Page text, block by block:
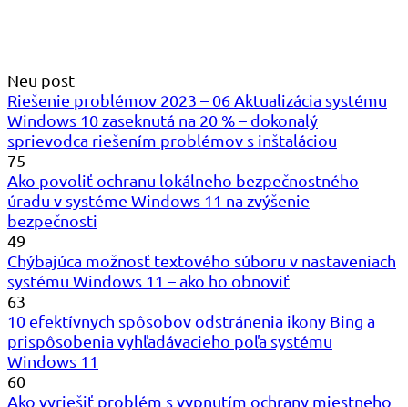
Neu post
Riešenie problémov 2023 – 06 Aktualizácia systému
Windows 10 zaseknutá na 20 % – dokonalý
sprievodca riešením problémov s inštaláciou
75
Ako povoliť ochranu lokálneho bezpečnostného
úradu v systéme Windows 11 na zvýšenie
bezpečnosti
49
Chýbajúca možnosť textového súboru v nastaveniach
systému Windows 11 – ako ho obnoviť
63
10 efektívnych spôsobov odstránenia ikony Bing a
prispôsobenia vyhľadávacieho poľa systému
Windows 11
60
Ako vyriešiť problém s vypnutím ochrany miestneho